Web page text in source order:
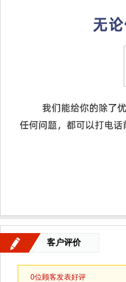
客户评价
0位顾客发表好评